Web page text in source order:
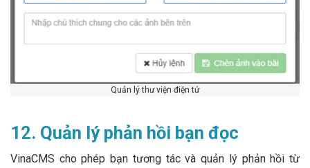
Quản lý thư viện điện tử
12. Quản lý phản hồi bạn đọc
VinaCMS cho phép bạn tương tác và quản lý phản hồi từ